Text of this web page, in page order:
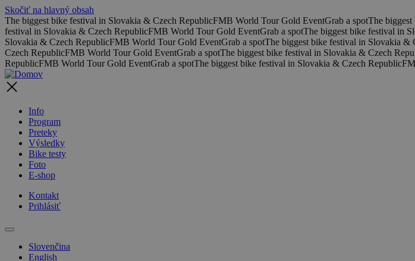
Skočiť na hlavný obsah
The biggest bike festival in Slovakia & Czech RepublicFMB World Tour Gold EventGrab a spotThe
festival in Slovakia & Czech RepublicFMB World Tour Gold EventGrab a spotThe biggest bike festival in
Slovakia & Czech RepublicFMB World Tour Gold EventGrab a spotThe biggest bike festival in Slovakia &
Czech RepublicFMB World Tour Gold EventGrab a spotThe biggest bike festival in Slovakia & Czech
RepublicFMB World Tour Gold EventGrab a spotThe biggest bike festival in Slovakia & Czech Republic
Info
Program
Preteky
Výsledky
Bike testy
Foto
E-shop
Kontakt
Prihlásiť
Slovenčina
English